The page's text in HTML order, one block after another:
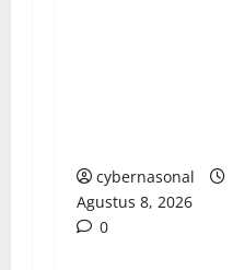
cybernasonal
Agustus 8, 2026
0